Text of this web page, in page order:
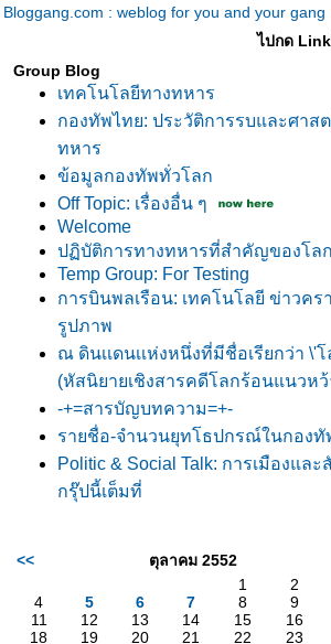
Bloggang.com : weblog for you and your gang
ไปกด
Group Blog
เทคโนโลยีทางทหาร
กองทัพไทย: ประวัติการรบและศาส
ทหาร
ข้อมูลกองทัพทั่วโลก
Off Topic: เรื่องอื่น ๆ
Welcome
ปฏิบัติการทางทหารที่สำคัญของโลก
Temp Group: For Testing
การบินพลเรือน: เทคโนโลยี ข่าวคร
รูปภาพ
ณ ดินเเดนเเห่งหนึ่งที่มีชื่อเรียกว่า \'
(หัสนิยายเชิงสารคดีโลกร้อนแนวห
-+=สารบัญบทความ=+-
รายชื่อ-จำนวนยุทโธปกรณ์ในกอง
Politic & Social Talk: การเมืองและ
กรุ๊ปนี้เต็มที่
<< ตุลาคม 2552
1
2
4
5 6 7 8 9
11
12 13 14 15 16
18
19 20 21 22 23